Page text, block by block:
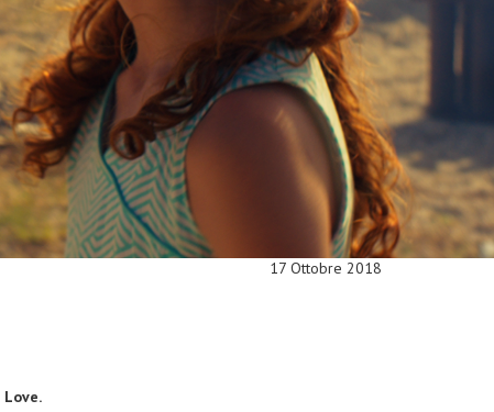
17 Ottobre 2018
Love.